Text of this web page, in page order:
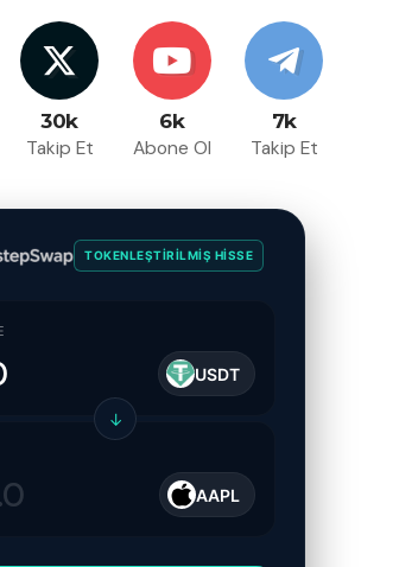
30k
Takip Et
6k
Abone Ol
7k
Takip Et
TOKENLEŞTIRILMIŞ HISSE
USDT
↓
AAPL